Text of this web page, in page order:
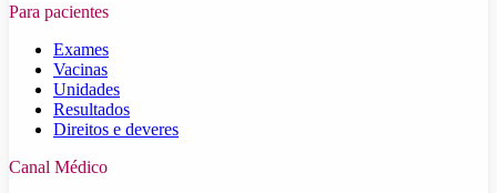
Para pacientes
Exames
Vacinas
Unidades
Resultados
Direitos e deveres
Canal Médico